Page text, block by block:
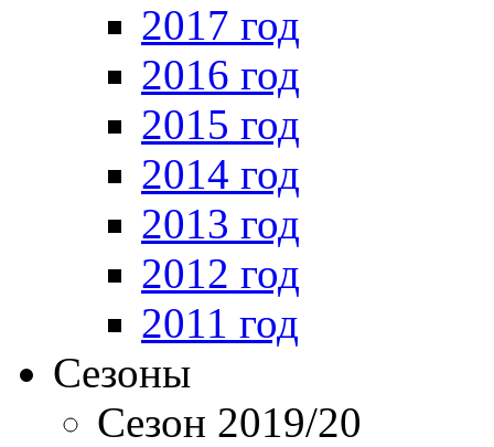
2017 год
2016 год
2015 год
2014 год
2013 год
2012 год
2011 год
Сезоны
Сезон 2019/20